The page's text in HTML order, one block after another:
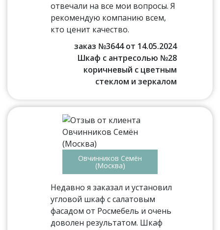
отвечали на все мои вопросы. Я
рекомендую компанию всем,
кто ценит качество.
заказ №3644 от 14.05.2024
Шкаф с антресолью №28
коричневый с цветным
стеклом и зеркалом
Овчинников Семён
(Москва)
Недавно я заказал и установил
угловой шкаф с салатовым
фасадом от Росмебель и очень
доволен результатом. Шкаф